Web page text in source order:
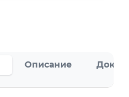
Описание